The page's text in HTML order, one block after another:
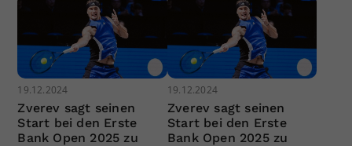
19.12.2024
Zverev sagt seinen
Start bei den Erste
Bank Open 2025 zu
19.12.2024
Zverev sagt seinen
Start bei den Erste
Bank Open 2025 zu